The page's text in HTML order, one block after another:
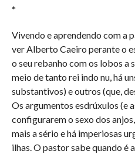
*
Vivendo e aprendendo com a
ver Alberto Caeiro perante o
o seu rebanho com os lobos a
meio de tanto rei indo nu, há
substantivos) e outros (que,
Os argumentos esdrúxulos (e
configurarem o sexo dos
mais a sério e há imperiosas
ilhas. O pastor sabe quando é